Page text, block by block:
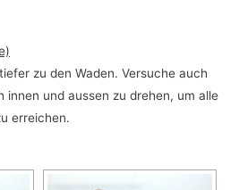
zu den Waden. Versuche auch
innen und aussen zu drehen, um alle
erreichen.